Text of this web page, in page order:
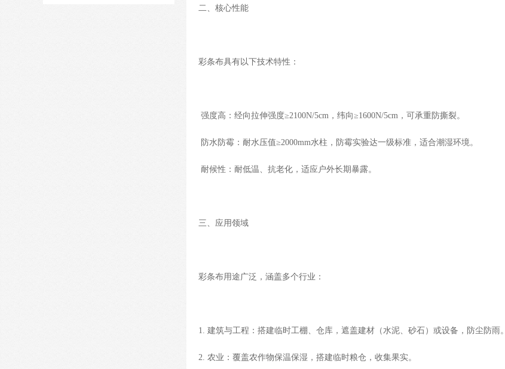
二、核心性能
彩条布具有以下技术特性：
强度高：经向拉伸强度≥2100N/5cm，纬向≥1600N/5cm，可承重防撕裂。
防水防霉：耐水压值≥2000mm水柱，防霉实验达一级标准，适合潮湿环境。
耐候性：耐低温、抗老化，适应户外长期暴露。
三、应用领域
彩条布用途广泛，涵盖多个行业：
1. 建筑与工程：搭建临时工棚、仓库，遮盖建材（水泥、砂石）或设备，防尘防雨。
2. 农业：覆盖农作物保温保湿，搭建临时粮仓，收集果实。